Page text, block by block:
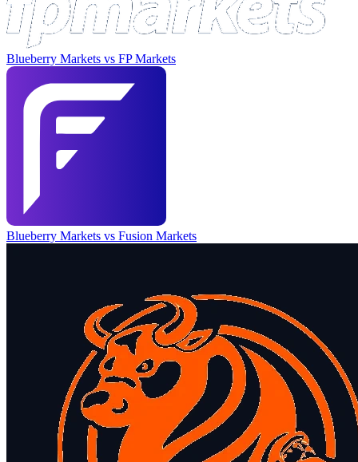
Blueberry Markets vs FP Markets
Blueberry Markets vs Fusion Markets